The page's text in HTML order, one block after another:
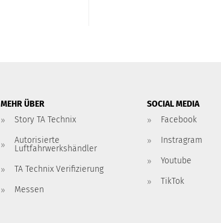
MEHR ÜBER
Story TA Technix
Autorisierte
Luftfahrwerkshändler
TA Technix Verifizierung
Messen
SOCIAL MEDIA
Facebook
Instragram
Youtube
TikTok